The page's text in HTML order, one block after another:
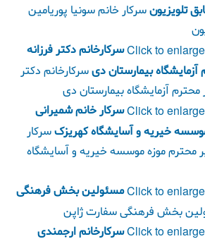
تلويزيونسركار خانم سونیا پوریامین
سركارخانم دكتر فرزانه
بیمارستان دیسركارخانم دكتر
محترم آزمايشگاه بیمارستان دی
سركار خانم شمیرانی
خيريه و آسايشگاه کهریزکسركار
محترم موزه موسسه خيريه و آسايشگاه
مسئولین بخش فرهنگی
بخش فرهنگی سفارت ژاپن
سركارخانم ارجمندی